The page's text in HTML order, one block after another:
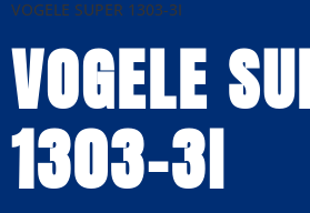
VOGELE SUPER 1303-3I
VOGELE
1303-3I